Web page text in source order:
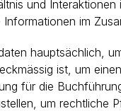
und
im
hauptsächlich,
ist, um
für die
um rechtliche